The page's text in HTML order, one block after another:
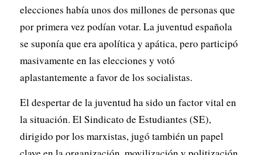
elecciones había unos dos millones de personas que
por primera vez podían votar. La juventud española
se suponía que era apolítica y apática, pero participó
masivamente en las elecciones y votó
aplastantemente a favor de los socialistas.
El despertar de la juventud ha sido un factor vital en
la situación. El Sindicato de Estudiantes (SE),
dirigido por los marxistas, jugó también un papel